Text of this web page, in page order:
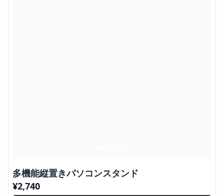
多機能縦置きパソコンスタンド
¥2,740